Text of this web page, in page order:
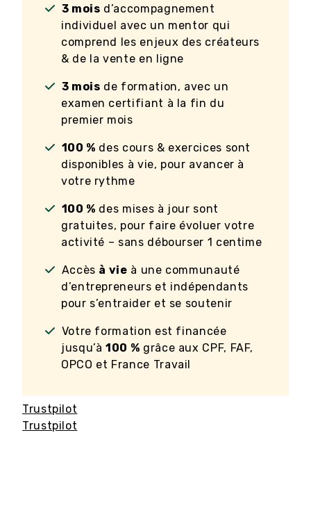
Trustpilot
Trustpilot
3 mois d’accompagnement
individuel avec un mentor qui
comprend les enjeux des créateurs
& de la vente en ligne
3 mois de formation, avec un
examen certifiant à la fin du
premier mois
100 % des cours & exercices sont
disponibles à vie, pour avancer à
votre rythme
100 % des mises à jour sont
gratuites, pour faire évoluer votre
activité – sans débourser 1 centime
Accès à vie à une communauté
d’entrepreneurs et indépendants
pour s’entraider et se soutenir
Votre formation est financée
jusqu’à100 % grâce aux CPF, FAF,
OPCO et France Travail